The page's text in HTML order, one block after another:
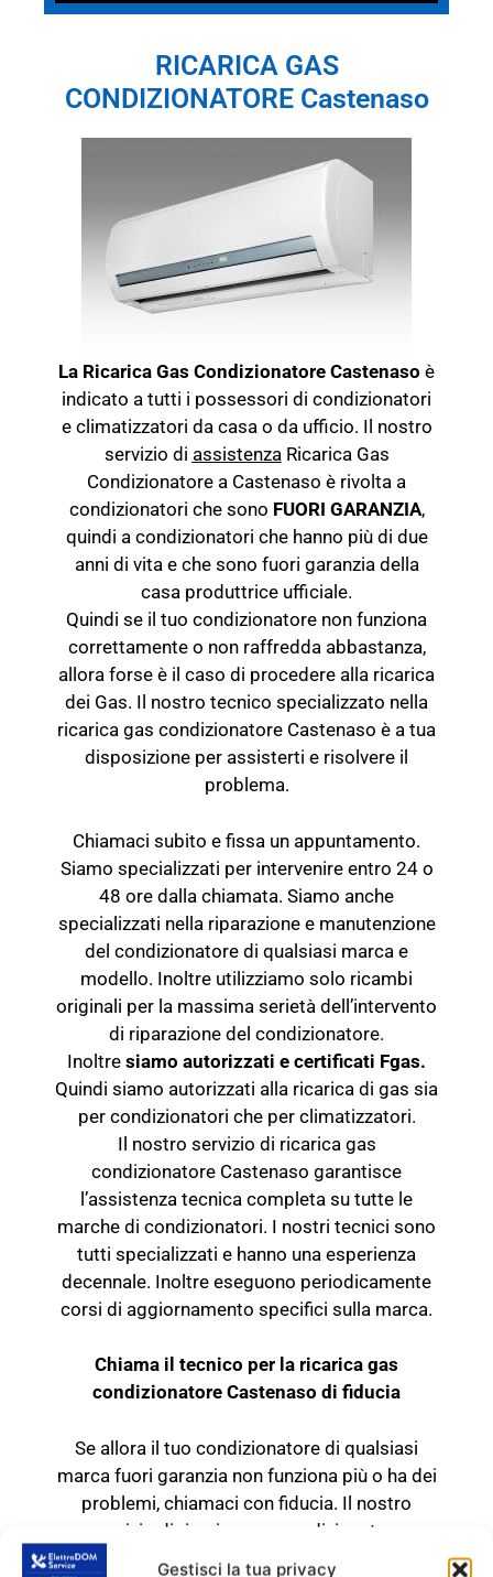
Gestisci la tua privacy
RICARICA GAS
CONDIZIONATORE Castenaso
La Ricarica Gas Condizionatore Castenaso è
indicato a tutti i possessori di condizionatori
e climatizzatori da casa o da ufficio. Il nostro
servizio di assistenzaRicarica Gas
Condizionatore a Castenaso è rivolta a
condizionatori che sono FUORI GARANZIA,
quindi a condizionatori che hanno più di due
anni di vita e che sono fuori garanzia della
casa produttrice ufficiale.
Quindi se il tuo condizionatore non funziona
correttamente o non raffredda abbastanza,
allora forse è il caso di procedere alla ricarica
dei Gas. Il nostro tecnico specializzato nella
ricarica gas condizionatore Castenaso è a tua
disposizione per assisterti e risolvere il
problema.
Chiamaci subito e fissa un appuntamento.
Siamo specializzati per intervenire entro 24 o
48 ore dalla chiamata. Siamo anche
specializzati nella riparazione e manutenzione
del condizionatore di qualsiasi marca e
modello. Inoltre utilizziamo solo ricambi
originali per la massima serietà dell’intervento
di riparazione del condizionatore.
Inoltre siamo autorizzati e certificati Fgas.
Quindi siamo autorizzati alla ricarica di gas sia
per condizionatori che per climatizzatori.
Il nostro servizio di ricarica gas
condizionatore Castenaso garantisce
l’assistenza tecnica completa su tutte le
marche di condizionatori. I nostri tecnici sono
tutti specializzati e hanno una esperienza
decennale. Inoltre eseguono periodicamente
corsi di aggiornamento specifici sulla marca.
Chiama il tecnico per la ricarica gas
condizionatore Castenaso di fiducia
Se allora il tuo condizionatore di qualsiasi
marca fuori garanzia non funziona più o ha dei
problemi, chiamaci con fiducia. Il nostro
servizio di ricarica gas condizionatore
Castenaso esegue riparazioni e assistenza